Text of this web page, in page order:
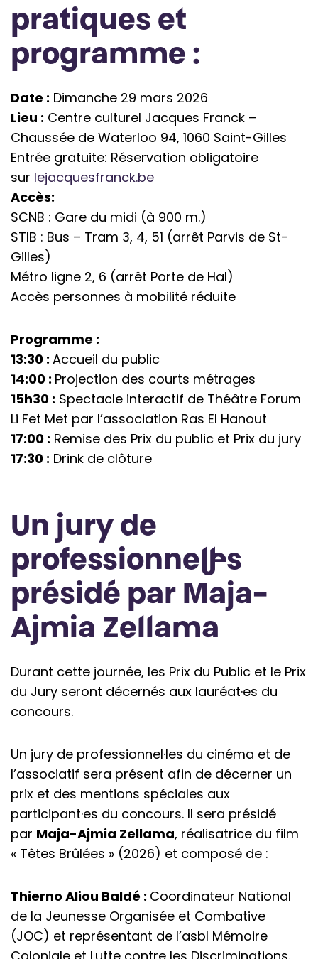
pratiques et
programme :
Date : Dimanche 29 mars 2026
Lieu : Centre culturel Jacques Franck –
Chaussée de Waterloo 94, 1060 Saint-Gilles
Entrée gratuite: Réservation obligatoire
sur lejacquesfranck.be
Accès:
SCNB : Gare du midi (à 900 m.)
STIB : Bus – Tram 3, 4, 51 (arrêt Parvis de St-
Gilles)
Métro ligne 2, 6 (arrêt Porte de Hal)
Accès personnes à mobilité réduite
Programme :
13:30 : Accueil du public
14:00 : Projection des courts métrages
15h30 : Spectacle interactif de Théâtre Forum
Li Fet Met par l’association Ras El Hanout
17:00 : Remise des Prix du public et Prix du jury
17:30 : Drink de clôture
Un jury de
professionnel·les
présidé par Maja-
Ajmia Zellama
Durant cette journée, les Prix du Public et le Prix
du Jury seront décernés aux lauréat·es du
concours.
Un jury de professionnel·les du cinéma et de
l’associatif sera présent afin de décerner un
prix et des mentions spéciales aux
participant·es du concours. Il sera présidé
par Maja-Ajmia Zellama, réalisatrice du film
« Têtes Brûlées » (2026) et composé de :
Thierno Aliou Baldé : Coordinateur National
de la Jeunesse Organisée et Combative
(JOC) et représentant de l’asbl Mémoire